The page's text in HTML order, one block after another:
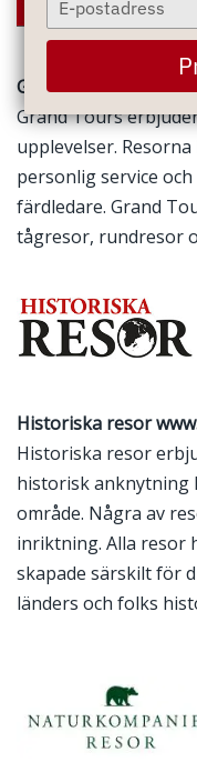
Grand Tours
Grand Tours
upplevelser.
personlig service
färdledare. Grand
tågresor, rundresor
Historiska resor
Historiska resor
historisk anknytning
område. Några av
inriktning. Alla resor
skapade särskilt för
länders och folks
your
email